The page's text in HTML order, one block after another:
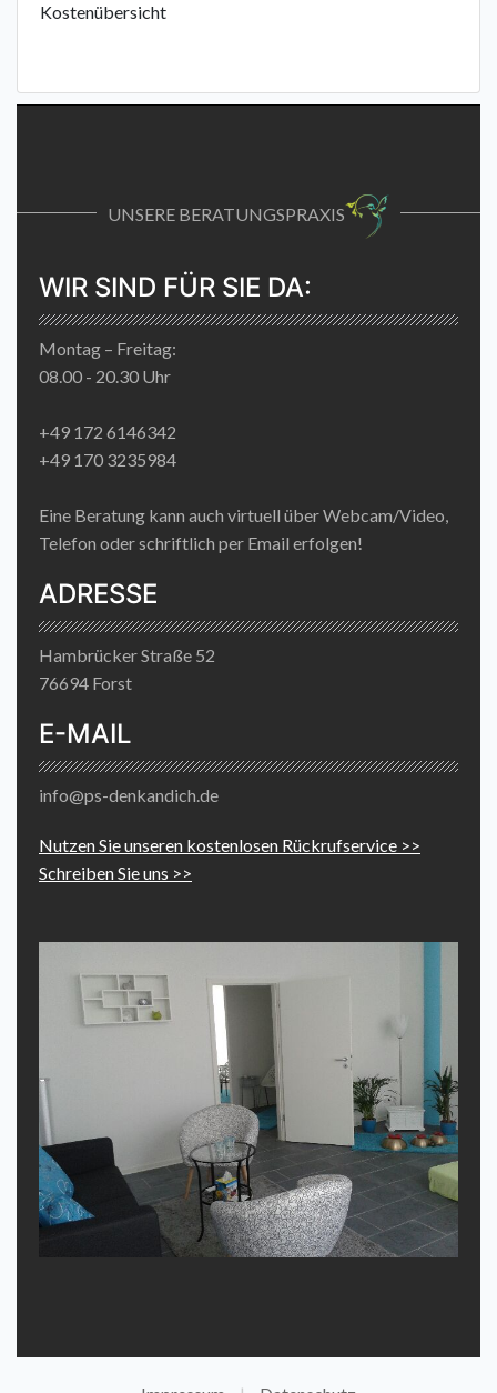
Kostenübersicht
UNSERE BERATUNGSPRAXIS
WIR SIND FÜR SIE DA:
Montag – Freitag:
08.00 - 20.30 Uhr
+49 172 6146342
+49 170 3235984
Eine Beratung kann auch virtuell über Webcam/Video,
Telefon oder schriftlich per Email erfolgen!
ADRESSE
Hambrücker Straße 52
76694 Forst
E-MAIL
info@ps-denkandich.de
Nutzen Sie unseren kostenlosen Rückrufservice >>
Schreiben Sie uns >>